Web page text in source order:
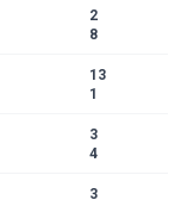
2
8
13
1
3
4
3